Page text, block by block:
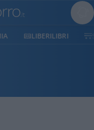
SHOP SOSTIENICI